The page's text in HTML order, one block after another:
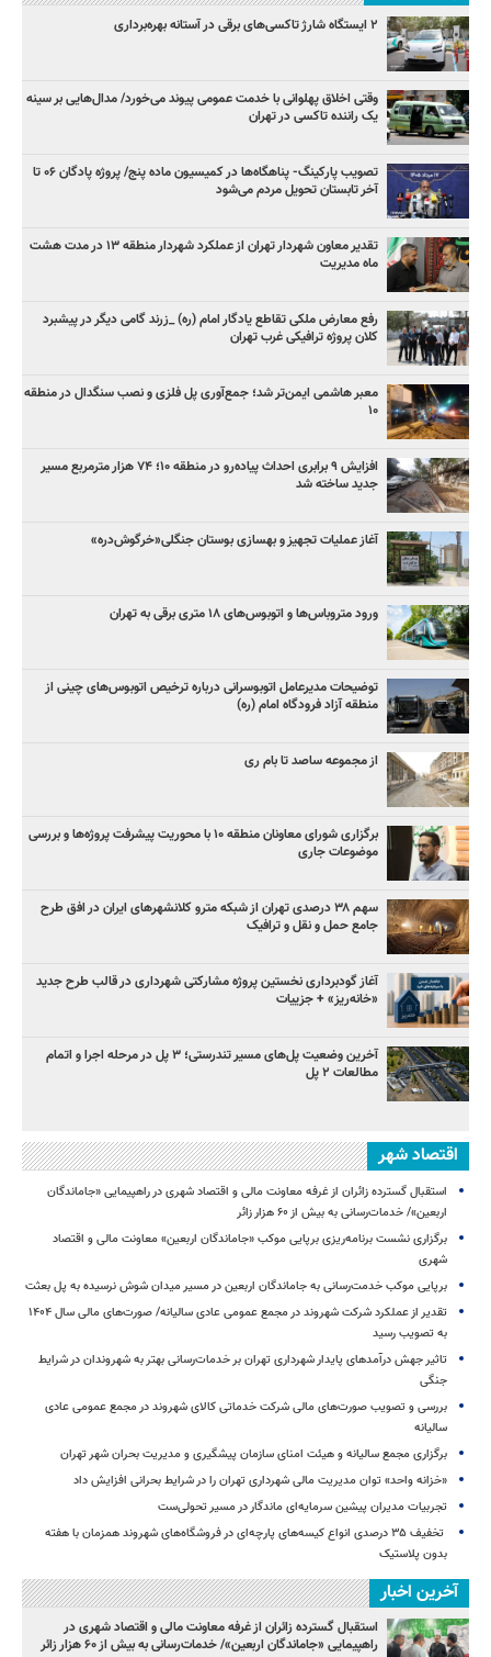
۲ ایستگاه شارژ تاکسی‌های برقی در آستانه بهره‌برداری
وقتی اخلاق پهلوانی با خدمت عمومی پیوند می‌خورد/ مدال‌هایی بر سینه
یک راننده تاکسی در تهران
تصویب پارکینگ- پناهگاه‌ها در کمیسیون ماده پنج/ پروژه پادگان ۰۶ تا
آخر تابستان تحویل مردم می‌شود
تقدیر معاون شهردار تهران از عملکرد شهردار منطقه ۱۳ در مدت هشت
ماه مدیریت
رفع معارض ملکی تقاطع یادگار امام (ره) _زرند گامی دیگر در پیشبرد
کلان پروژه‌ ترافیکی غرب تهران
معبر هاشمی ایمن‌تر شد؛ جمع‌آوری پل فلزی و نصب سنگدال در منطقه
۱۰
افزایش ۹ برابری احداث پیاده‌رو در منطقه ۱۰؛ ۷۴ هزار مترمربع مسیر
جدید ساخته شد
آغاز عملیات تجهیز و بهسازی بوستان جنگلی«خرگوش‌دره»
ورود متروباس‌ها و اتوبوس‌های ۱۸ متری برقی به تهران
توضیحات مدیرعامل اتوبوسرانی درباره ترخیص اتوبوس‌های چینی از
منطقه آزاد فرودگاه امام (ره)
از مجموعه ساصد تا بام ری
برگزاری شورای معاونان منطقه ۱۰ با محوریت پیشرفت پروژه‌ها و بررسی
موضوعات جاری
سهم ۳۸ درصدی تهران از شبکه مترو کلانشهرهای ایران در افق طرح
جامع حمل و نقل و ترافیک
آغاز گودبرداری نخستین پروژه مشارکتی شهرداری در قالب طرح جدید
«خانه‌ریز» + جزییات
آخرین وضعیت پل‌های مسیر تندرستی؛ ۳ پل در مرحله اجرا و اتمام
مطالعات ۲ پل
اقتصاد شهر
استقبال گسترده زائران از غرفه معاونت مالی و اقتصاد شهری در راهپیمایی «جاماندگان
اربعین»/ خدمات‌رسانی به بیش از ۶۰ هزار زائر
برگزاری نشست برنامه‌ریزی برپایی موکب «جاماندگان اربعین» معاونت مالی و اقتصاد
شهری
برپایی موکب خدمت‌رسانی به جاماندگان اربعین در مسیر میدان شوش نرسیده به پل بعثت
تقدیر از عملکرد شرکت شهروند در مجمع عمومی عادی سالیانه/ صورت‌های مالی سال ۱۴۰۴
به تصویب رسید
تاثیر جهش درآمدهای پایدار شهرداری تهران بر خدمات‌رسانی بهتر به شهروندان در شرایط
جنگی
بررسی و تصویب صورت‌های مالی شرکت خدماتی کالای شهروند در مجمع عمومی عادی
سالیانه
برگزاری مجمع سالیانه و هیئت امنای سازمان پیشگیری و مدیریت بحران شهر تهران
«خزانه واحد» توان مدیریت مالی شهرداری تهران را در شرایط بحرانی افزایش داد
تجربیات مدیران پیشین سرمایه‌ای ماندگار در مسیر تحولی‌ست
️ تخفیف ۳۵ درصدی انواع کیسه‌های پارچه‌ای در فروشگاه‌های شهروند همزمان با هفته
بدون پلاستیک
آخرین اخبار
استقبال گسترده زائران از غرفه معاونت مالی و اقتصاد شهری در
راهپیمایی «جاماندگان اربعین»/ خدمات‌رسانی به بیش از ۶۰ هزار زائر